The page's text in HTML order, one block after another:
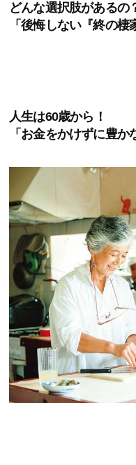
どんな選択肢があるの
「後悔しない『終の棲
人生は60歳から！
「お金をかけずに豊か